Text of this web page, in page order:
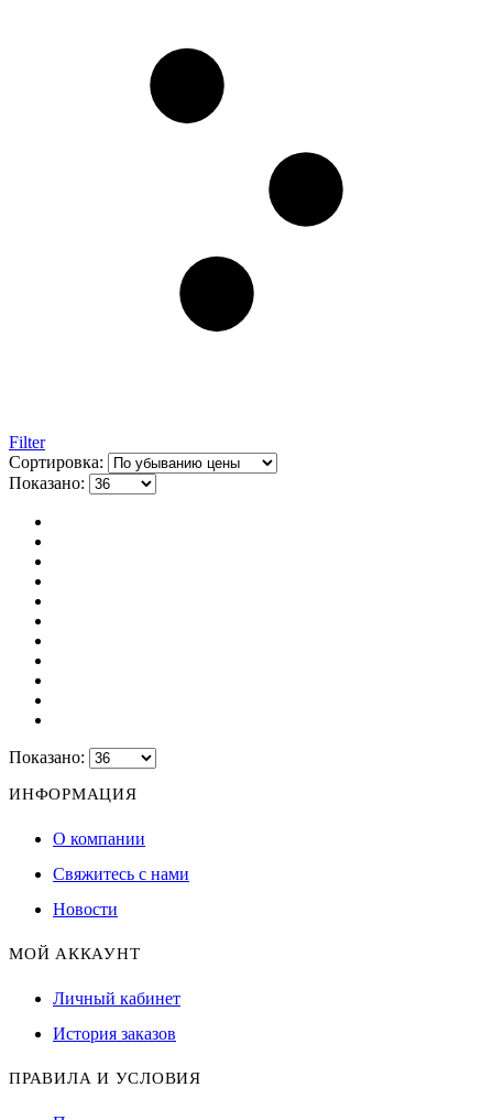
Filter
Сортировка:
Показано:
Показано:
ИНФОРМАЦИЯ
О компании
Свяжитесь с нами
Новости
МОЙ АККАУНТ
Личный кабинет
История заказов
ПРАВИЛА И УСЛОВИЯ